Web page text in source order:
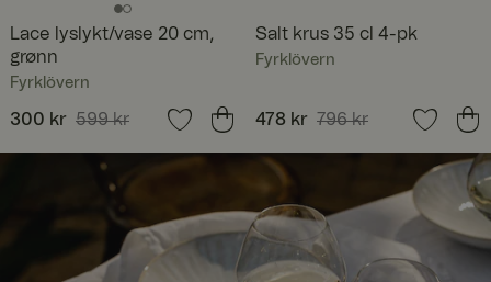
Lace lyslykt/vase 20 cm,
grønn
Fyrklövern
Nåværende pris
300 kr 599 kr
Salt krus 35 cl 4-pk
Fyrklövern
Nåværende pris
478 kr 796 kr